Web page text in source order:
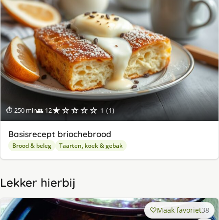
⏱ 250 min👥 12★☆☆☆☆ 1 (1)
Basisrecept briochebrood
Brood & beleg Taarten, koek & gebak
Lekker hierbij
Maak favoriet38